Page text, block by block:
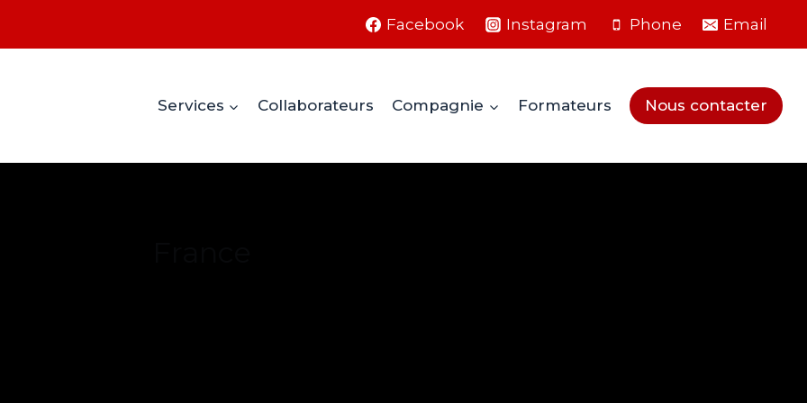
Facebook Instagram Phone Email
Services Collaborateurs Compagnie Formateurs Nous contacter